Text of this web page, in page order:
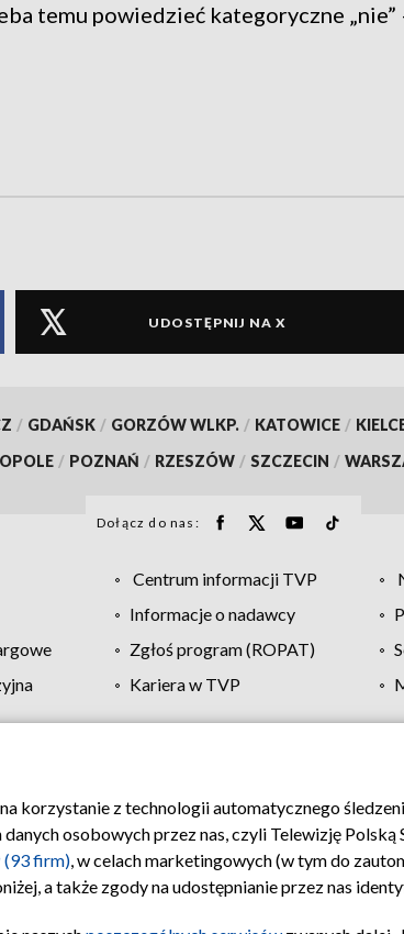
temu powiedzieć kategoryczne „nie”
UDOSTĘPNIJ NA X
/ GDAŃSK / GORZÓW WLKP. / KATOWICE /
OPOLE / POZNAŃ / RZESZÓW / SZCZECIN /
Dołącz do nas:
Centrum informacji TVP
Informacje o nadawcy
Zgłoś program (ROPAT)
Kariera w TVP
prywatności Moje zgody Pomoc
korzystanie z technologii automatycznego
osobowych przez nas, czyli Telewizję Polską
(93 firm), w celach marketingowych (w tym do
a także zgody na udostępnianie przez nas